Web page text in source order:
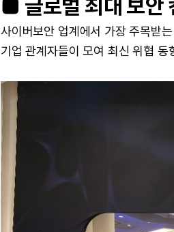
■ 글로벌 최대 보안
사이버보안 업계에서 가장 주목받
기업 관계자들이 모여 최신 위협